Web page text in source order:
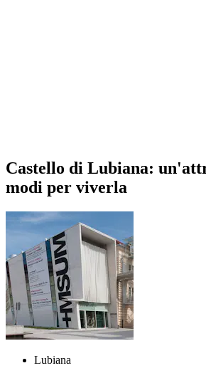
Castello di Lubiana:
modi per viverla
Lubiana